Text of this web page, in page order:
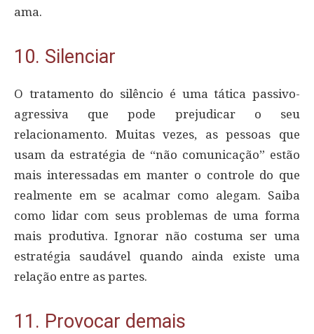
ama.
10. Silenciar
O tratamento do silêncio é uma tática passivo-
agressiva que pode prejudicar o seu
relacionamento. Muitas vezes, as pessoas que
usam da estratégia de “não comunicação” estão
mais interessadas em manter o controle do que
realmente em se acalmar como alegam. Saiba
como lidar com seus problemas de uma forma
mais produtiva. Ignorar não costuma ser uma
estratégia saudável quando ainda existe uma
relação entre as partes.
11. Provocar demais